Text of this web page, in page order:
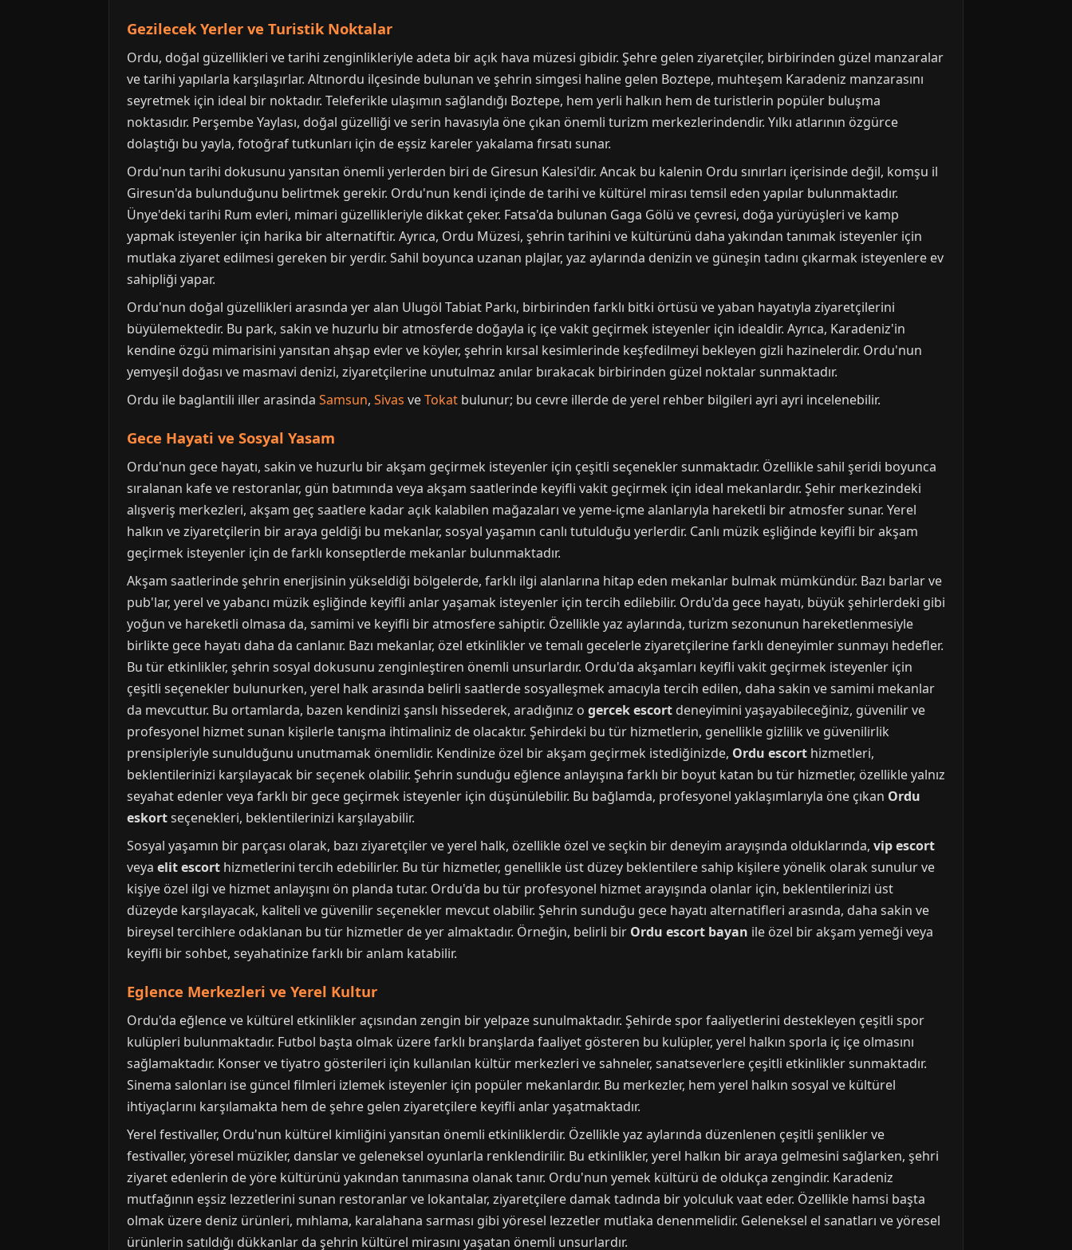
Gezilecek Yerler ve Turistik Noktalar
Ordu, doğal güzellikleri ve tarihi zenginlikleriyle adeta bir açık hava müzesi gibidir. Şehre gelen ziyaretçiler, birbirinden güzel manzaralar
ve tarihi yapılarla karşılaşırlar. Altınordu ilçesinde bulunan ve şehrin simgesi haline gelen Boztepe, muhteşem Karadeniz manzarasını
seyretmek için ideal bir noktadır. Teleferikle ulaşımın sağlandığı Boztepe, hem yerli halkın hem de turistlerin popüler buluşma
noktasıdır. Perşembe Yaylası, doğal güzelliği ve serin havasıyla öne çıkan önemli turizm merkezlerindendir. Yılkı atlarının özgürce
dolaştığı bu yayla, fotoğraf tutkunları için de eşsiz kareler yakalama fırsatı sunar.
Ordu'nun tarihi dokusunu yansıtan önemli yerlerden biri de Giresun Kalesi'dir. Ancak bu kalenin Ordu sınırları içerisinde değil, komşu il
Giresun'da bulunduğunu belirtmek gerekir. Ordu'nun kendi içinde de tarihi ve kültürel mirası temsil eden yapılar bulunmaktadır.
Ünye'deki tarihi Rum evleri, mimari güzellikleriyle dikkat çeker. Fatsa'da bulunan Gaga Gölü ve çevresi, doğa yürüyüşleri ve kamp
yapmak isteyenler için harika bir alternatiftir. Ayrıca, Ordu Müzesi, şehrin tarihini ve kültürünü daha yakından tanımak isteyenler için
mutlaka ziyaret edilmesi gereken bir yerdir. Sahil boyunca uzanan plajlar, yaz aylarında denizin ve güneşin tadını çıkarmak isteyenlere ev
sahipliği yapar.
Ordu'nun doğal güzellikleri arasında yer alan Ulugöl Tabiat Parkı, birbirinden farklı bitki örtüsü ve yaban hayatıyla ziyaretçilerini
büyülemektedir. Bu park, sakin ve huzurlu bir atmosferde doğayla iç içe vakit geçirmek isteyenler için idealdir. Ayrıca, Karadeniz'in
kendine özgü mimarisini yansıtan ahşap evler ve köyler, şehrin kırsal kesimlerinde keşfedilmeyi bekleyen gizli hazinelerdir. Ordu'nun
yemyeşil doğası ve masmavi denizi, ziyaretçilerine unutulmaz anılar bırakacak birbirinden güzel noktalar sunmaktadır.
Ordu ile baglantili iller arasinda Samsun, Sivas veTokat bulunur; bu cevre illerde de yerel rehber bilgileri ayri ayri incelenebilir.
Gece Hayati ve Sosyal Yasam
Ordu'nun gece hayatı, sakin ve huzurlu bir akşam geçirmek isteyenler için çeşitli seçenekler sunmaktadır. Özellikle sahil şeridi boyunca
sıralanan kafe ve restoranlar, gün batımında veya akşam saatlerinde keyifli vakit geçirmek için ideal mekanlardır. Şehir merkezindeki
alışveriş merkezleri, akşam geç saatlere kadar açık kalabilen mağazaları ve yeme-içme alanlarıyla hareketli bir atmosfer sunar. Yerel
halkın ve ziyaretçilerin bir araya geldiği bu mekanlar, sosyal yaşamın canlı tutulduğu yerlerdir. Canlı müzik eşliğinde keyifli bir akşam
geçirmek isteyenler için de farklı konseptlerde mekanlar bulunmaktadır.
Akşam saatlerinde şehrin enerjisinin yükseldiği bölgelerde, farklı ilgi alanlarına hitap eden mekanlar bulmak mümkündür. Bazı barlar ve
pub'lar, yerel ve yabancı müzik eşliğinde keyifli anlar yaşamak isteyenler için tercih edilebilir. Ordu'da gece hayatı, büyük şehirlerdeki gibi
yoğun ve hareketli olmasa da, samimi ve keyifli bir atmosfere sahiptir. Özellikle yaz aylarında, turizm sezonunun hareketlenmesiyle
birlikte gece hayatı daha da canlanır. Bazı mekanlar, özel etkinlikler ve temalı gecelerle ziyaretçilerine farklı deneyimler sunmayı hedefler.
Bu tür etkinlikler, şehrin sosyal dokusunu zenginleştiren önemli unsurlardır. Ordu'da akşamları keyifli vakit geçirmek isteyenler için
çeşitli seçenekler bulunurken, yerel halk arasında belirli saatlerde sosyalleşmek amacıyla tercih edilen, daha sakin ve samimi mekanlar
da mevcuttur. Bu ortamlarda, bazen kendinizi şanslı hissederek, aradığınız o gercek escort deneyimini yaşayabileceğiniz, güvenilir ve
profesyonel hizmet sunan kişilerle tanışma ihtimaliniz de olacaktır. Şehirdeki bu tür hizmetlerin, genellikle gizlilik ve güvenilirlik
prensipleriyle sunulduğunu unutmamak önemlidir. Kendinize özel bir akşam geçirmek istediğinizde, Ordu escort hizmetleri,
beklentilerinizi karşılayacak bir seçenek olabilir. Şehrin sunduğu eğlence anlayışına farklı bir boyut katan bu tür hizmetler, özellikle yalnız
seyahat edenler veya farklı bir gece geçirmek isteyenler için düşünülebilir. Bu bağlamda, profesyonel yaklaşımlarıyla öne çıkan Ordu
eskortseçenekleri, beklentilerinizi karşılayabilir.
Sosyal yaşamın bir parçası olarak, bazı ziyaretçiler ve yerel halk, özellikle özel ve seçkin bir deneyim arayışında olduklarında, vip escort
veya elit escort hizmetlerini tercih edebilirler. Bu tür hizmetler, genellikle üst düzey beklentilere sahip kişilere yönelik olarak sunulur ve
kişiye özel ilgi ve hizmet anlayışını ön planda tutar. Ordu'da bu tür profesyonel hizmet arayışında olanlar için, beklentilerinizi üst
düzeyde karşılayacak, kaliteli ve güvenilir seçenekler mevcut olabilir. Şehrin sunduğu gece hayatı alternatifleri arasında, daha sakin ve
bireysel tercihlere odaklanan bu tür hizmetler de yer almaktadır. Örneğin, belirli bir Ordu escort bayan ile özel bir akşam yemeği veya
keyifli bir sohbet, seyahatinize farklı bir anlam katabilir.
Eglence Merkezleri ve Yerel Kultur
Ordu'da eğlence ve kültürel etkinlikler açısından zengin bir yelpaze sunulmaktadır. Şehirde spor faaliyetlerini destekleyen çeşitli spor
kulüpleri bulunmaktadır. Futbol başta olmak üzere farklı branşlarda faaliyet gösteren bu kulüpler, yerel halkın sporla iç içe olmasını
sağlamaktadır. Konser ve tiyatro gösterileri için kullanılan kültür merkezleri ve sahneler, sanatseverlere çeşitli etkinlikler sunmaktadır.
Sinema salonları ise güncel filmleri izlemek isteyenler için popüler mekanlardır. Bu merkezler, hem yerel halkın sosyal ve kültürel
ihtiyaçlarını karşılamakta hem de şehre gelen ziyaretçilere keyifli anlar yaşatmaktadır.
Yerel festivaller, Ordu'nun kültürel kimliğini yansıtan önemli etkinliklerdir. Özellikle yaz aylarında düzenlenen çeşitli şenlikler ve
festivaller, yöresel müzikler, danslar ve geleneksel oyunlarla renklendirilir. Bu etkinlikler, yerel halkın bir araya gelmesini sağlarken, şehri
ziyaret edenlerin de yöre kültürünü yakından tanımasına olanak tanır. Ordu'nun yemek kültürü de oldukça zengindir. Karadeniz
mutfağının eşsiz lezzetlerini sunan restoranlar ve lokantalar, ziyaretçilere damak tadında bir yolculuk vaat eder. Özellikle hamsi başta
olmak üzere deniz ürünleri, mıhlama, karalahana sarması gibi yöresel lezzetler mutlaka denenmelidir. Geleneksel el sanatları ve yöresel
ürünlerin satıldığı dükkanlar da şehrin kültürel mirasını yaşatan önemli unsurlardır.